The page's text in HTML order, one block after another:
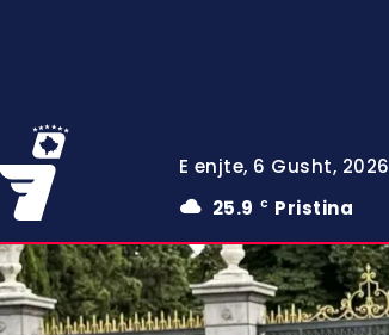
E enjte, 6 Gusht, 2026
25.9
C Pristina